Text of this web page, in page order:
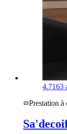
4.7163
Prestation